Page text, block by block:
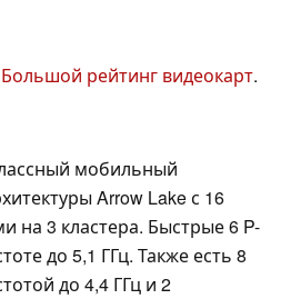
Большой рейтинг видеокарт.
мобильный
Arrow Lake с 16
на 3 кластера. Быстрые 6 P-
до 5,1 ГГц. Также есть 8
до 4,4 ГГц и 2